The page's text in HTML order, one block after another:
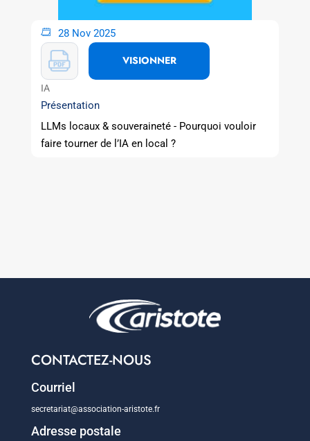
28 Nov 2025
VISIONNER
IA
Présentation
LLMs locaux & souveraineté - Pourquoi vouloir
faire tourner de l’IA en local ?
CONTACTEZ-NOUS
Courriel
secretariat@association-aristote.fr
Adresse postale